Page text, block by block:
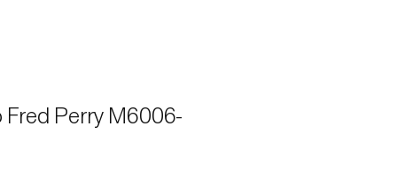
Fred Perry M6006-